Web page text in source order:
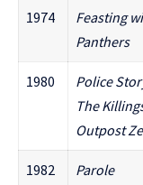
1974
Feasting
Panthers
1980
Police
The
Outpost
1982 Parole